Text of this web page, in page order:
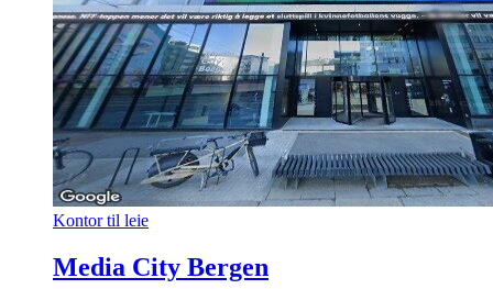
Kontor til leie
Media City Bergen